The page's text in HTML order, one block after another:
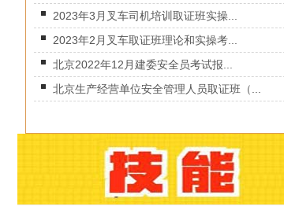
2023年3月叉车司机培训取证班实操...
2023年2月叉车取证班理论和实操考...
北京2022年12月建委安全员考试报...
北京生产经营单位安全管理人员取证班（...